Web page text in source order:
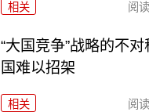
相关 阅读
“大国竞争”战略的不
国难以招架
相关 阅读